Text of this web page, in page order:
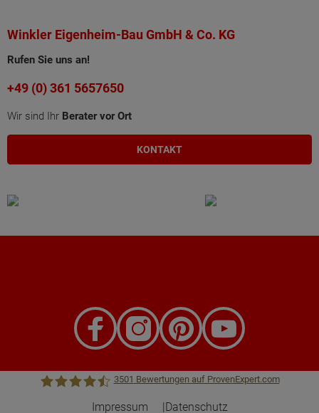
Winkler Eigenheim-Bau GmbH & Co. KG
Rufen Sie uns an!
+49 (0) 361 5657650
Wir sind Ihr Berater vor Ort
KONTAKT
3501 Bewertungen auf ProvenExpert.com
Impressum Datenschutz